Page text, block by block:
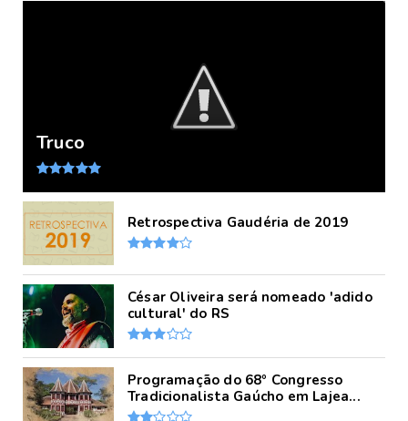
Truco
Retrospectiva Gaudéria de 2019
César Oliveira será nomeado 'adido
cultural' do RS
Programação do 68º Congresso
Tradicionalista Gaúcho em Lajea...